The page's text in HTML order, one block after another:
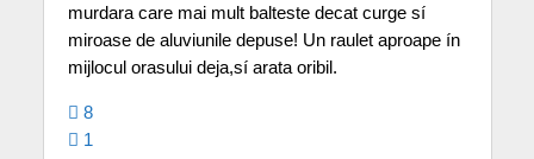
murdara care mai mult balteste decat curge sí
miroase de aluviunile depuse! Un raulet aproape ín
mijlocul orasului deja,sí arata oribil.
8
1